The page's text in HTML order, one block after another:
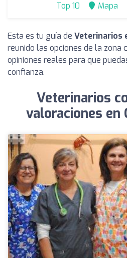
Top 10 Mapa
Esta es tu guía de Veterinarios
reunido las opciones de la zona
opiniones reales para que
confianza.
Veterinarios
valoraciones en